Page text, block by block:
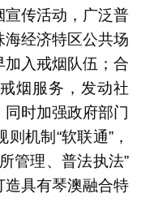
宣传活动，广泛普
海经济特区公共场
加入戒烟队伍；合
烟服务，发动社
时加强政府部门
机制“软联通”，
管理、普法执法”
造具有琴澳融合特